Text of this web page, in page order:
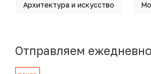
Архитектура и искусство
Отправляем ежедневно